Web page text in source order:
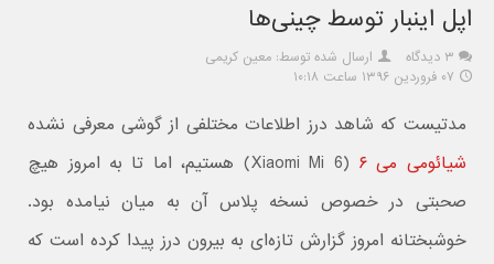
اپل اینبار توسط چینی‌ها
۳ دیدگاه
ارسال شده توسط: معین کریمی
۰۷ فروردین ۱۳۹۶ ساعت ۱۰:۱۸
مدتیست که شاهد درز اطلاعات مختلفی از گوشی معرفی نشده
شیائومی می ۶
(Xiaomi Mi 6) هستیم، اما تا به امروز هیچ
صحبتی در خصوص نسخه پلاس آن به میان نیامده بود.
خوشبختانه امروز گزارش تازه‌ای به بیرون درز پیدا کرده است که